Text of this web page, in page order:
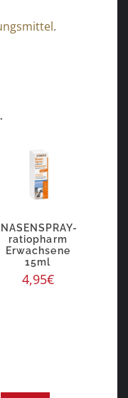
.
NASENSPRAY-
ratiopharm
Erwachsene
15ml
4,95€